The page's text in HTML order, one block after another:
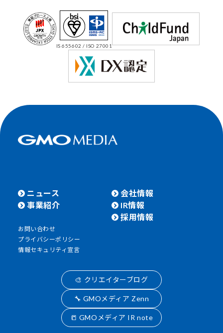
IS 655602 / ISO 27001
ニュース
事業紹介
会社情報
IR情報
採用情報
お問い合わせ
プライバシーポリシー
情報セキュリティ宣言
🎨 クリエイターブログ
🔧 GMOメディア Zenn
📒 GMOメディア IR note